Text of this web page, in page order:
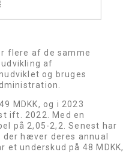
flere af de samme
af
og bruges
MDKK, og i 2023
ift. 2022. Med en
på 2,05-2,2. Senest har
hæver deres annual
et underskud på 48 MDKK,